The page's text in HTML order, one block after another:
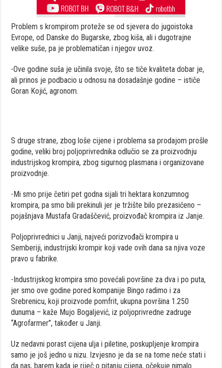
Problem s krompirom proteže se od sjevera do jugoistoka
Evrope, od Danske do Bugarske, zbog kiša, ali i dugotrajne
velike suše, pa je problematičan i njegov uvoz.
-Ove godine suša je učinila svoje, što se tiče kvaliteta dobar je,
ali prinos je podbacio u odnosu na dosadašnje godine – ističe
Goran Kojić, agronom.
S druge strane, zbog loše cijene i problema sa prodajom prošle
godine, veliki broj poljoprivrednika odlučio se za proizvodnju
industrijskog krompira, zbog sigurnog plasmana i organizovane
proizvodnje.
-Mi smo prije četiri pet godna sijali tri hektara konzumnog
krompira, pa smo bili prekinuli jer je tržište bilo prezasićeno –
pojašnjava Mustafa Gradaščević, proizvođač krompira iz Janje.
Poljoprivrednici u Janji, najveći porizvođači krompira u
Semberiji, industrijski krompir koji vade ovih dana sa njiva voze
pravo u fabrike.
-Industrijskog krompira smo povećali površine za dva i po puta,
jer smo ove godine pored kompanije Bingo radimo i za
Srebrenicu, koji proizvode pomfrit, ukupna površina 1.250
dunuma – kaže Mujo Bogaljević, iz poljoprivredne zadruge
“Agrofarmer”, također u Janji.
Uz nedavni porast cijena ulja i piletine, poskupljenje krompira
samo je još jedno u nizu. Izvjesno je da se na tome neće stati i
da nas, barem kada je riječ o pitanju cijena, očekuje nimalo